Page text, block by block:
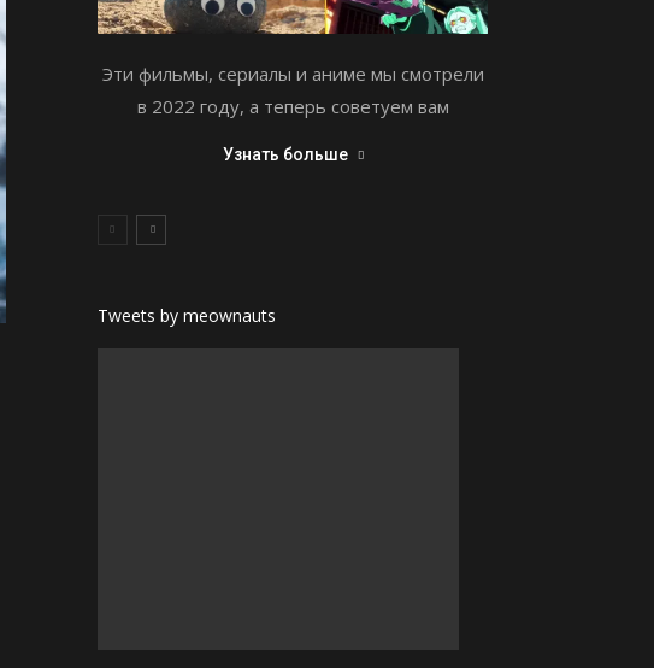
Эти фильмы, сериалы и аниме мы смотрели
в 2022 году, а теперь советуем вам
Узнать больше
Tweets by meownauts